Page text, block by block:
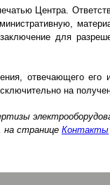
Центра.
для
отвечающего его
на
на странице Контакты